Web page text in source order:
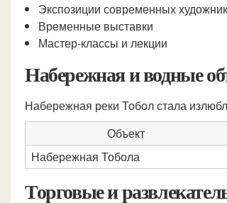
Экспозиции современных
Временные выставки
Мастер-классы и лекции
Набережная и водные
Набережная реки Тобол стала
Объект
Набережная Тобола
Торговые и